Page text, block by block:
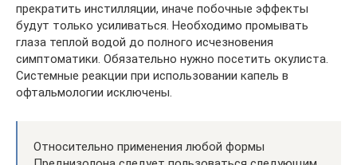
прекратить инстилляции, иначе побочные эффекты
будут только усиливаться. Необходимо промывать
глаза теплой водой до полного исчезновения
симптоматики. Обязательно нужно посетить окулиста.
Системные реакции при использовании капель в
офтальмологии исключены.
Относительно применения любой формы